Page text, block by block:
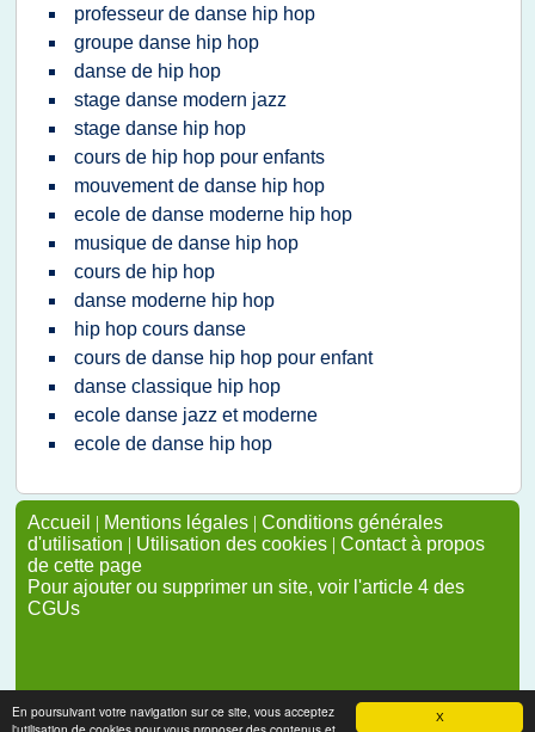
X
En poursuivant votre navigation sur ce site, vous acceptez
professeur de danse hip hop
groupe danse hip hop
danse de hip hop
stage danse modern jazz
stage danse hip hop
cours de hip hop pour enfants
mouvement de danse hip hop
ecole de danse moderne hip hop
musique de danse hip hop
cours de hip hop
danse moderne hip hop
hip hop cours danse
cours de danse hip hop pour enfant
danse classique hip hop
ecole danse jazz et moderne
ecole de danse hip hop
Accueil | Mentions légales | Conditions générales
d'utilisation | Utilisation des cookies | Contact à propos
de cette page
Pour ajouter ou supprimer un site, voir l'article 4 des
CGUs